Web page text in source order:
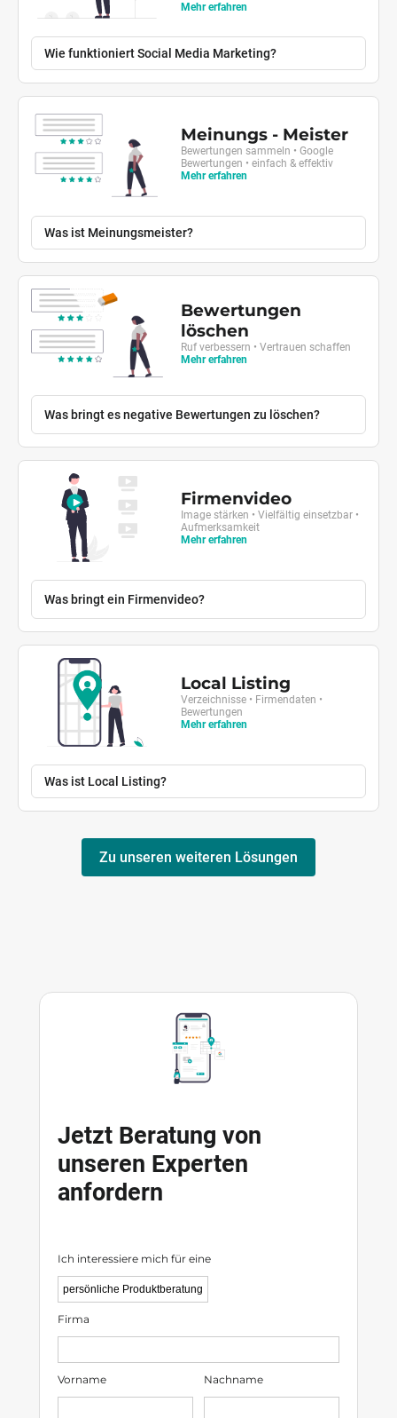
Mehr erfahren
Wie funktioniert Social Media Marketing?
Meinungs - Meister
Bewertungen sammeln • Google
Bewertungen • einfach & effektiv
Mehr erfahren
Was ist Meinungsmeister?
Bewertungen
löschen
Ruf verbessern • Vertrauen schaffen
Mehr erfahren
Was bringt es negative Bewertungen zu löschen?
Firmenvideo
Image stärken • Vielfältig einsetzbar •
Aufmerksamkeit
Mehr erfahren
Was bringt ein Firmenvideo?
Local Listing
Verzeichnisse • Firmendaten •
Bewertungen
Mehr erfahren
Was ist Local Listing?
Zu unseren weiteren Lösungen
Jetzt Beratung von
unseren Experten
anfordern
Ich interessiere mich für eine
Firma
Vorname Nachname